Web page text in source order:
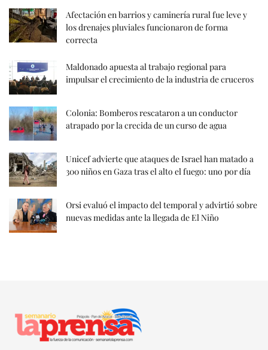
Afectación en barrios y caminería rural fue leve y
los drenajes pluviales funcionaron de forma
correcta
Maldonado apuesta al trabajo regional para
impulsar el crecimiento de la industria de cruceros
Colonia: Bomberos rescataron a un conductor
atrapado por la crecida de un curso de agua
Unicef advierte que ataques de Israel han matado a
300 niños en Gaza tras el alto el fuego: uno por día
Orsi evaluó el impacto del temporal y advirtió sobre
nuevas medidas ante la llegada de El Niño